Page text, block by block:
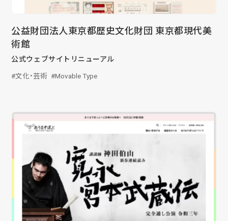
公益財団法人東京都歴史文化財団 東京都現代美
術館
公式ウェブサイトリニューアル
文化・芸術 Movable Type